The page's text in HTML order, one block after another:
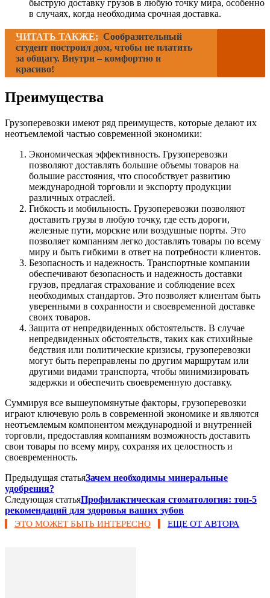
быструю доставку грузов в любую точку мира, особенно
в случаях, когда необходима срочная доставка.
ЧИТАТЬ ТАКЖЕ: Сообразительный
студент построил дом, чтобы не платить
за общагу. Внутри – комфортно и
красиво!
Преимущества
Грузоперевозки имеют ряд преимуществ, которые делают их
неотъемлемой частью современной экономики:
Экономическая эффективность. Грузоперевозки
позволяют доставлять большие объемы товаров на
большие расстояния, что способствует развитию
международной торговли и экспорту продукции
различных отраслей.
Гибкость и мобильность. Грузоперевозки позволяют
доставить грузы в любую точку, где есть дороги,
железные пути, морские или воздушные порты. Это
позволяет компаниям легко доставлять товары по всему
миру и быть гибкими в ответ на потребности клиентов.
Безопасность и надежность. Транспортные компании
обеспечивают безопасность и надежность доставки
грузов, предлагая страхование и соблюдение всех
необходимых стандартов. Это позволяет клиентам быть
уверенными в сохранности и своевременной доставке
своих товаров.
Защита от непредвиденных обстоятельств. В случае
непредвиденных обстоятельств, таких как стихийные
бедствия или политические кризисы, грузоперевозки
могут быть переправлены по другим маршрутам или
другими видами транспорта, чтобы минимизировать
задержки и обеспечить своевременную доставку.
Суммируя все вышеупомянутые факторы, грузоперевозки
играют ключевую роль в современной экономике и являются
неотъемлемым компонентом международной и внутренней
торговли, предоставляя компаниям возможность доставить
свои товары по всему миру, сохраняя их целостность и
своевременность.
Предыдущая статьяЗачем необходимы минеральные
удобрения?
Следующая статьяПрофилактическая стоматология: топ-5
рекомендаций для здоровья ваших зубов
ЭТО МОЖЕТ БЫТЬ ИНТЕРЕСНО ЕЩЕ ОТ АВТОРА